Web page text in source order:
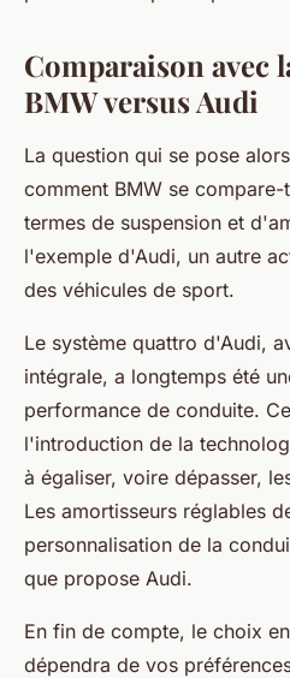
Comparaison avec
BMW versus Audi
La question qui se pose
comment BMW se
termes de suspension et
l'exemple d'Audi, un autre
des véhicules de sport.
Le système quattro d'Audi,
intégrale, a longtemps été
performance de conduite.
l'introduction de la
à égaliser, voire dépasser,
Les amortisseurs réglables
personnalisation de la
que propose Audi.
En fin de compte, le choix
dépendra de vos